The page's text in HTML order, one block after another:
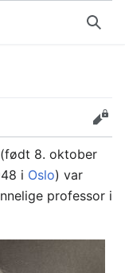
Søk
Rediger
(født 8. oktober
i Oslo) var
professor i